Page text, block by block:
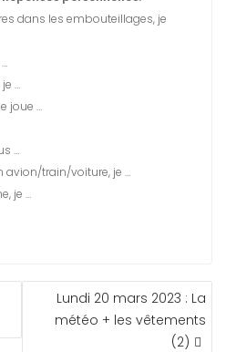
dans les embouteillages, je
…
joue …
…
avion/train/voiture, je …
je …
Lundi 20 mars 2023 : La
météo + les vêtements
(2)